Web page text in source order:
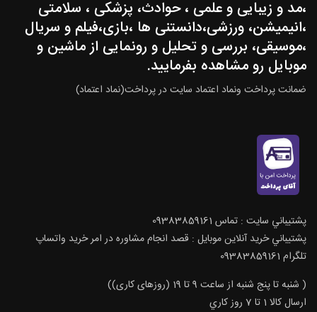
،مد و زیبایی و علمی ، حوادث، پزشکی ، سلامتی
،انیمیشن، ورزشی،دانستنی ها ،بازی،فیلم و سریال
،موسیقی، بررسی و تحلیل و رونمایی از ماشین و
موبایل رو مشاهده بفرمایید.
ضمانت پرداخت ونماد اعتماد سایت در پرداخت(نماد اعتماد)
پشتيباني سايت : تماس 09383859161
پشتيباني خريد آنلاين موبايل : قصد انجام مشاوره در امر خرید واتساپ
تلگرام 09383859161
( شنبه تا پنج شنبه از ساعت 9 تا 19 (روزهای کاری))
ارسال كالا 1 تا 7 روز كاري